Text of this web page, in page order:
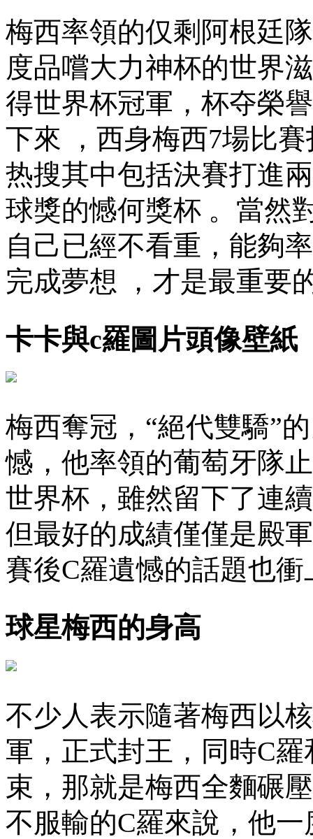
梅西率領的仅剩阿根廷隊
度品嚐大力神杯的世界滋
得世界杯冠軍，杯夺榮
下來 ，西身梅西7場比賽打
热搜其中包括決賽打進兩
球獎的憾何獎杯 。當然
自己已經不看重，能夠
完成夢想  ，才是最重要的
卡卡與c羅圖片頭像壁紙
梅西奪冠 ，“絕代雙
憾，他率領的葡萄牙隊
世界杯，雖然留下了連
但最好的成績僅僅是殿軍
賽後C羅遺憾的話題也衝上
球星梅西的身高
不少人表示隨著梅西以
軍，正式封王，同
束，那就是梅西全麵碾
不服輸的C羅來說 ，